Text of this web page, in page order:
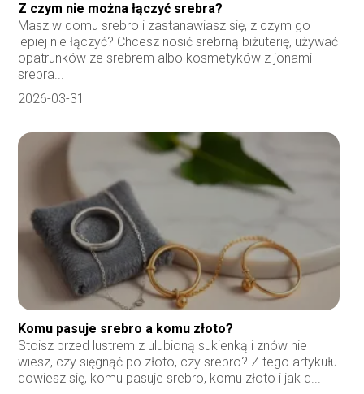
Z czym nie można łączyć srebra?
Masz w domu srebro i zastanawiasz się, z czym go
lepiej nie łączyć? Chcesz nosić srebrną biżuterię, używać
opatrunków ze srebrem albo kosmetyków z jonami
srebra...
2026-03-31
Komu pasuje srebro a komu złoto?
Stoisz przed lustrem z ulubioną sukienką i znów nie
wiesz, czy sięgnąć po złoto, czy srebro? Z tego artykułu
dowiesz się, komu pasuje srebro, komu złoto i jak d...